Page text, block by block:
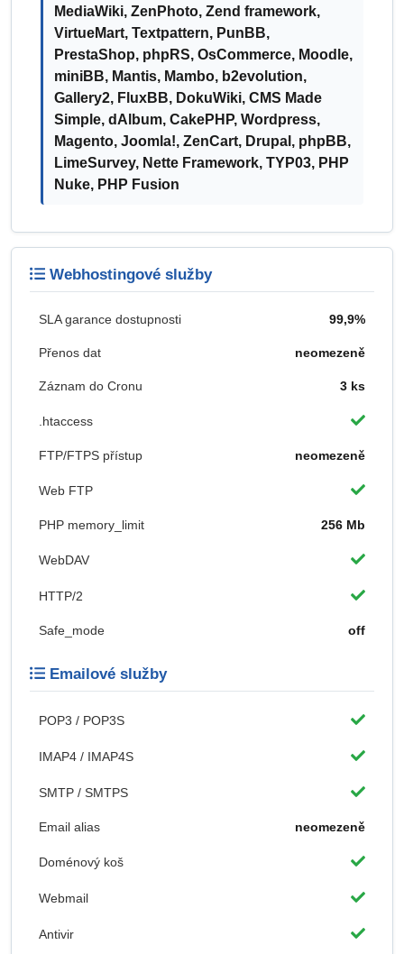
MediaWiki, ZenPhoto, Zend framework,
VirtueMart, Textpattern, PunBB,
PrestaShop, phpRS, OsCommerce, Moodle,
miniBB, Mantis, Mambo, b2evolution,
Gallery2, FluxBB, DokuWiki, CMS Made
Simple, dAlbum, CakePHP, Wordpress,
Magento, Joomla!, ZenCart, Drupal, phpBB,
LimeSurvey, Nette Framework, TYP03, PHP
Nuke, PHP Fusion
Webhostingové služby
SLA garance dostupnosti 99,9%
Přenos dat neomezeně
Záznam do Cronu 3 ks
.htaccess
FTP/FTPS přístup neomezeně
Web FTP
PHP memory_limit 256 Mb
WebDAV
HTTP/2
Safe_mode off
Emailové služby
POP3 / POP3S
IMAP4 / IMAP4S
SMTP / SMTPS
Email alias neomezeně
Doménový koš
Webmail
Antivir